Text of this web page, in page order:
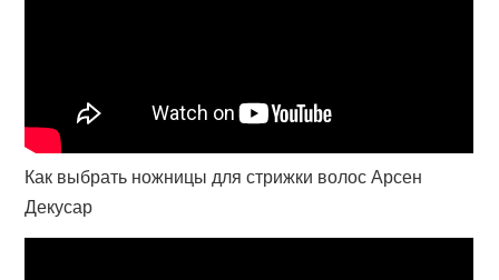
Как выбрать ножницы для стрижки волос Арсен
Декусар